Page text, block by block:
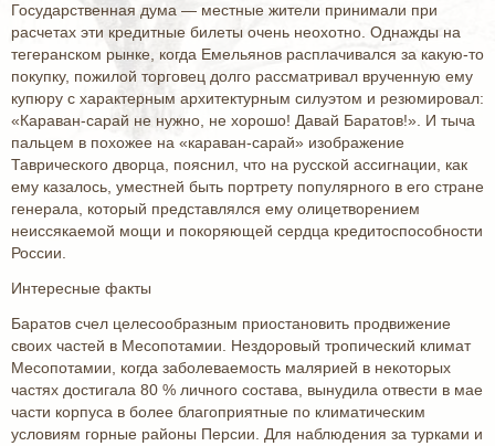
Государственная дума — местные жители принимали при
расчетах эти кредитные билеты очень неохотно. Однажды на
тегеранском рынке, когда Емельянов расплачивался за какую-то
покупку, пожилой торговец долго рассматривал врученную ему
купюру с характерным архитектурным силуэтом и резюмировал:
«Караван-сарай не нужно, не хорошо! Давай Баратов!». И тыча
пальцем в похожее на «караван-сарай» изображение
Таврического дворца, пояснил, что на русской ассигнации, как
ему казалось, уместней быть портрету популярного в его стране
генерала, который представлялся ему олицетворением
неиссякаемой мощи и покоряющей сердца кредитоспособности
России.
Интересные факты
Баратов счел целесообразным приостановить продвижение
своих частей в Месопотамии. Нездоровый тропический климат
Месопотамии, когда заболеваемость малярией в некоторых
частях достигала 80 % личного состава, вынудила отвести в мае
части корпуса в более благоприятные по климатическим
условиям горные районы Персии. Для наблюдения за турками и